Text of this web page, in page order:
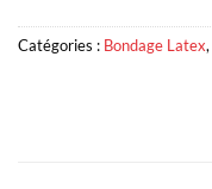
Catégories : Bondage Latex,